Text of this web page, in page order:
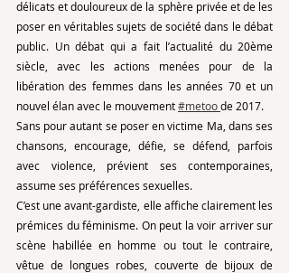
délicats et douloureux de la sphère privée et de les
poser en véritables sujets de société dans le débat
public. Un débat qui a fait l’actualité du 20ème
siècle, avec les actions menées pour de la
libération des femmes dans les années 70 et un
nouvel élan avec le mouvement #metoo de 2017.
Sans pour autant se poser en victime Ma, dans ses
chansons, encourage, défie, se défend, parfois
avec violence, prévient ses contemporaines,
assume ses préférences sexuelles.
C’est une avant-gardiste, elle affiche clairement les
prémices du féminisme. On peut la voir arriver sur
scène habillée en homme ou tout le contraire,
vêtue de longues robes, couverte de bijoux de